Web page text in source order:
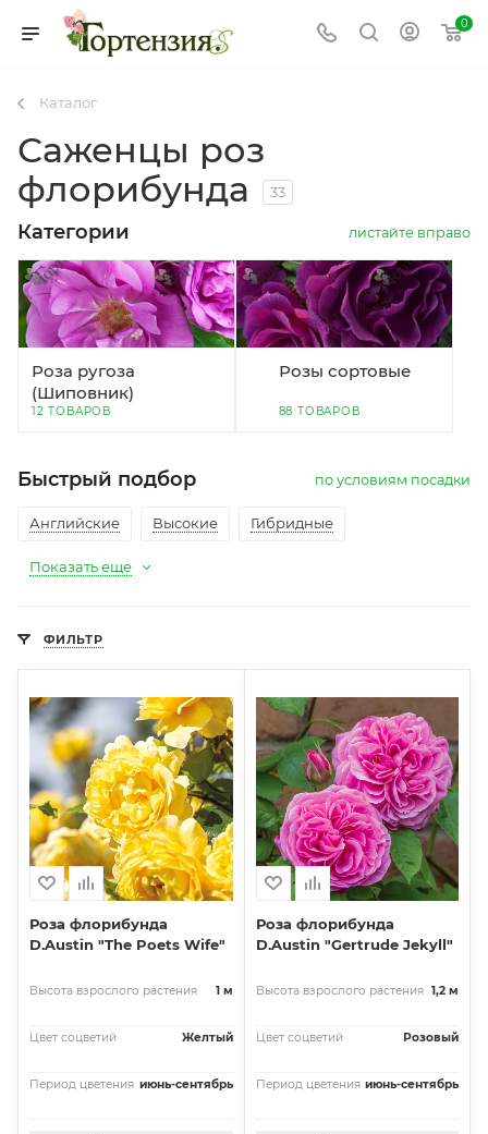
0
Каталог
Саженцы роз
флорибунда
33
Категории листайте вправо
Роза ругоза
(Шиповник)
12 ТОВАРОВ
Розы сортовые
88 ТОВАРОВ
Быстрый подбор по условиям посадки
Английские Высокие Гибридные
Показать еще
ФИЛЬТР
Роза флорибунда
D.Austin "The Poets Wife"
Высота взрослого растения 1 м
Цвет соцветий Желтый
Период цветения июнь-сентябрь
Роза флорибунда
D.Austin "Gertrude Jekyll"
Высота взрослого растения 1,2 м
Цвет соцветий Розовый
Период цветения июнь-сентябрь